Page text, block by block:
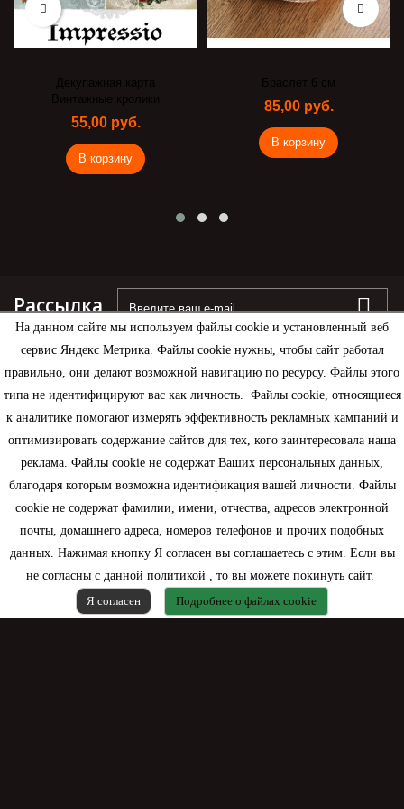
На данном сайте мы используем файлы cookie и установленный веб
сервис Яндекс Метрика. Файлы cookie нужны, чтобы сайт работал
правильно, они делают возможной навигацию по ресурсу. Файлы этого
типа не идентифицируют вас как личность. Файлы cookie, относящиеся
к аналитике помогают измерять эффективность рекламных кампаний и
оптимизировать содержание сайтов для тех, кого заинтересовала наша
реклама. Файлы cookie не содержат Ваших персональных данных,
благодаря которым возможна идентификация вашей личности. Файлы
cookie не содержат фамилии, имени, отчества, адресов электронной
почты, домашнего адреса, номеров телефонов и прочих подобных
данных. Нажимая кнопку Я согласен вы соглашаетесь с этим. Если вы
не согласны с данной политикой , то вы можете покинуть сайт.
Я согласен
Подробнее о файлах cookie
Декупажная карта
Винтажные кролики
55,00 руб.
В корзину
Браслет 6 см
85,00 руб.
В корзину
Рассылка
Информация
Моя учетная запись
Контактная информация